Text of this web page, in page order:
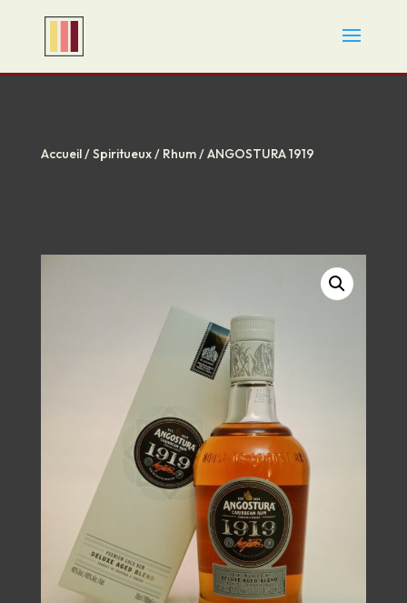
Accueil/Spiritueux/ Rhum/ ANGOSTURA 1919